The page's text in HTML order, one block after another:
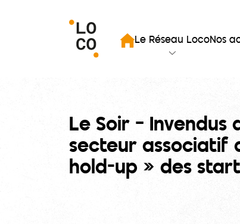
Accueil
Le Réseau LocoNos
la recherche
Le Soir – Invendus
secteur associatif
hold-up » des